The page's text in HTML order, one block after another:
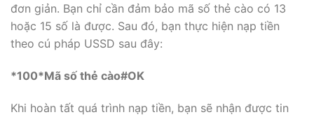
đơn giản. Bạn chỉ cần đảm bảo mã số thẻ cào có 13
hoặc 15 số là được. Sau đó, bạn thực hiện nạp tiền
theo cú pháp USSD sau đây:
*100*Mã số thẻ cào#OK
Khi hoàn tất quá trình nạp tiền, bạn sẽ nhận được tin